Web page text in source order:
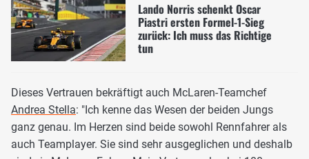
Lando Norris schenkt Oscar
Piastri ersten Formel-1-Sieg
zurück: Ich muss das Richtige
tun
Dieses Vertrauen bekräftigt auch McLaren-Teamchef
Andrea Stella: "Ich kenne das Wesen der beiden Jungs
ganz genau. Im Herzen sind beide sowohl Rennfahrer als
auch Teamplayer. Sie sind sehr ausgeglichen und deshalb